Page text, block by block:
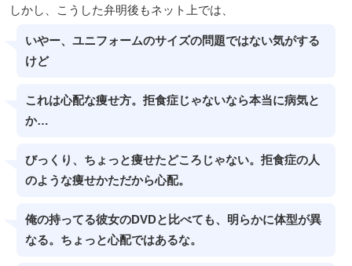
しかし、こうした弁明後もネット上では、
いやー、ユニフォームのサイズの問題ではない気がする
けど
これは心配な痩せ方。拒食症じゃないなら本当に病気と
か…
びっくり、ちょっと痩せたどころじゃない。拒食症の人
のような痩せかただから心配。
俺の持ってる彼女のDVDと比べても、明らかに体型が異
なる。ちょっと心配ではあるな。